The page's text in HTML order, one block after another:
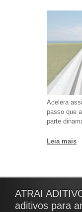
Acelera
passo que
parte
Leia mais
ATRAI
aditivos para